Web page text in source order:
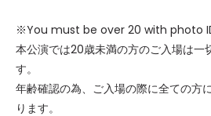
※You must be over 20 with photo
本公演では20歳未満の方のご入場は一
す。
年齢確認の為、ご入場の際に全ての方
ります。